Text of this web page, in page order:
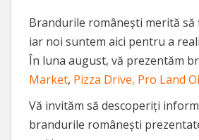
Brandurile românești merită să
iar noi suntem aici pentru a
În luna august, vă prezentăm
Market, Pizza Drive, Pro Land
Vă invităm să descoperiți
brandurile românești